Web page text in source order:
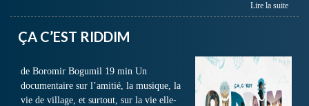
Lire la suite
ÇA C’EST RIDDIM
de Boromir Bogumil 19 min Un
documentaire sur l’amitié, la musique, la
vie de village, et surtout, sur la vie elle-